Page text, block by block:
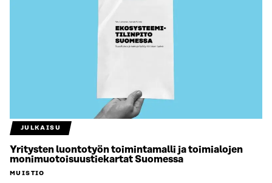
JULKAISU
Yritysten luontotyön toimintamalli ja toimialojen
monimuotoisuustiekartat Suomessa
MUISTIO